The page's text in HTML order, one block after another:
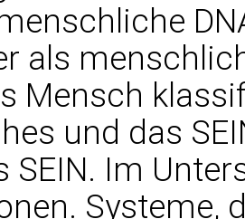
als
Mensch
und das
SEIN. Im